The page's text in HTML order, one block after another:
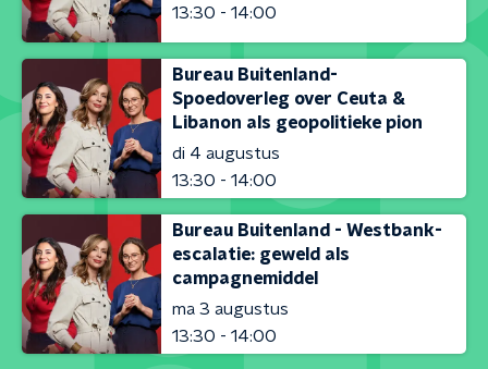
13:30 - 14:00
Bureau Buitenland-
Spoedoverleg over Ceuta &
Libanon als geopolitieke pion
di 4 augustus
13:30 - 14:00
Bureau Buitenland - Westbank-
escalatie: geweld als
campagnemiddel
ma 3 augustus
13:30 - 14:00